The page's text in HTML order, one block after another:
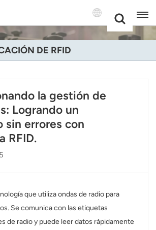
English
Deutsch
Русский
Português
Nederland
DE RFID
la gestión de
Logrando un
sin errores con
RFID.
que utiliza ondas de radio para
Se comunica con las etiquetas
de radio y puede leer datos rápidamente